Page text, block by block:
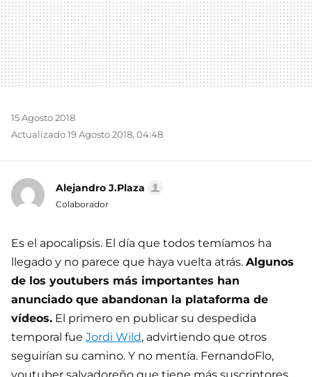
15 Agosto 2018
Actualizado 19 Agosto 2018, 04:48
Alejandro J.Plaza
Colaborador
Es el apocalipsis. El día que todos temíamos ha
llegado y no parece que haya vuelta atrás. Algunos
de los youtubers más importantes han
anunciado que abandonan la plataforma de
vídeos. El primero en publicar su despedida
temporal fue Jordi Wild, advirtiendo que otros
seguirían su camino. Y no mentía. FernandoFlo,